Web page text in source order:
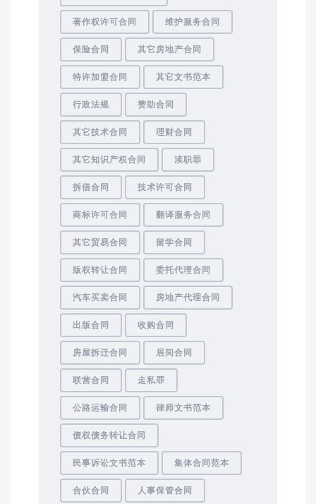
著作权许可合同 维护服务合同
保险合同 其它房地产合同
特许加盟合同 其它文书范本
行政法规 赞助合同
其它技术合同 理财合同
其它知识产权合同 渎职罪
拆借合同 技术许可合同
商标许可合同 翻译服务合同
其它贸易合同 留学合同
版权转让合同 委托代理合同
汽车买卖合同 房地产代理合同
出版合同 收购合同
房屋拆迁合同 居间合同
联营合同 走私罪
公路运输合同 律师文书范本
债权债务转让合同
民事诉讼文书范本 集体合同范本
合伙合同 人事保管合同